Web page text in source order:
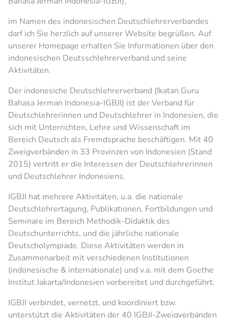
im Namen des indonesischen Deutschlehrerverbandes
darf ich Sie herzlich auf unserer Website begrüßen. Auf
unserer Homepage erhalten Sie Informationen über den
indonesischen Deutsschlehrerverband und seine
Aktivitäten.
Der indonesiche Deutschlehrerverband (Ikatan Guru
Bahasa Jerman Indonesia-IGBJI) ist der Verband für
Deutschlehrerinnen und Deutschlehrer in Indonesien, die
sich mit Unterrichten, Lehre und Wissenschaft im
Bereich Deutsch als Fremdsprache beschäftigen. Mit 40
Zweigverbänden in 33 Provinzen von Indonesien (Stand
2015) vertritt er die Interessen der Deutschlehrerinnen
und Deutschlehrer Indonesiens.
IGBJI hat mehrere Aktivitäten, u.a. die nationale
Deutschlehrertagung, Publikationen, Fortbildungen und
Seminare im Bereich Methodik-Didaktik des
Deutschunterrichts, und die jährliche nationale
Deutscholympiade. Diese Aktivitäten werden in
Zusammenarbeit mit verschiedenen Institutionen
(indonesische & internationale) und v.a. mit dem Goethe
Institut Jakarta/Indonesien vorbereitet und durchgeführt.
IGBJI verbindet, vernetzt, und koordiniert bzw.
unterstützt die Aktivitäten der 40 IGBJI-Zweigverbänden